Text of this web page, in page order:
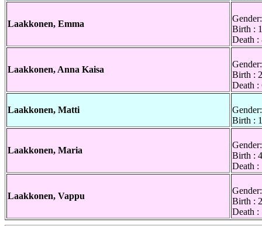
Laakkonen, Emma
Birth :
Death :
Laakkonen, Anna Kaisa
Birth :
Death :
Laakkonen, Matti
Birth :
Laakkonen, Maria
Birth :
Death :
Laakkonen, Vappu
Birth :
Death :